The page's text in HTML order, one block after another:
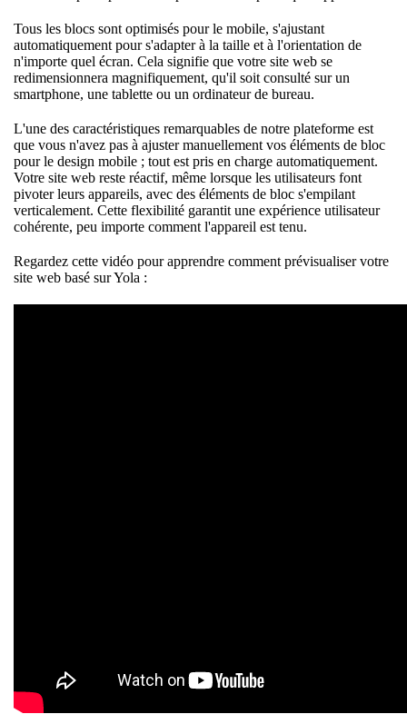
Tous les blocs sont optimisés pour le mobile, s'ajustant
automatiquement pour s'adapter à la taille et à l'orientation de
n'importe quel écran. Cela signifie que votre site web se
redimensionnera magnifiquement, qu'il soit consulté sur un
smartphone, une tablette ou un ordinateur de bureau.
L'une des caractéristiques remarquables de notre plateforme est
que vous n'avez pas à ajuster manuellement vos éléments de bloc
pour le design mobile ; tout est pris en charge automatiquement.
Votre site web reste réactif, même lorsque les utilisateurs font
pivoter leurs appareils, avec des éléments de bloc s'empilant
verticalement. Cette flexibilité garantit une expérience utilisateur
cohérente, peu importe comment l'appareil est tenu.
Regardez cette vidéo pour apprendre comment prévisualiser votre
site web basé sur Yola :